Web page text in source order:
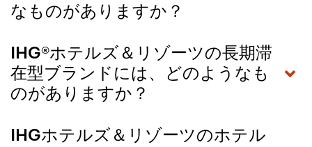
なものがありますか？
IHG®ホテルズ＆リゾーツの長期滞
在型ブランドには、どのようなも
のがありますか？
IHGホテルズ＆リゾーツのホテル